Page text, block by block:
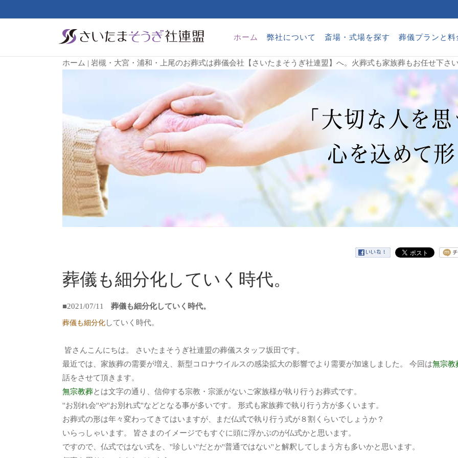
ホーム 弊社について 斎場・式場を探す 葬儀プランと料
ホーム | 岩槻・大宮・浦和・上尾のお葬式は葬儀会社【さいたまそうぎ社連盟】へ。火葬式も家族葬もお任せ下さ
葬儀も細分化していく時代。
■2021/07/11 葬儀も細分化していく時代。
葬儀も細分化 していく時代。
皆さんこんにちは。 さいたまそうぎ社連盟の葬儀スタッフ坂田です。
最近では、家族葬の需要が増え、新型コロナウイルスの感染拡大の影響でより需要が加速しました。 今回は無宗教
話をさせて頂きます。
無宗教葬とは文字の通り、信仰する宗教・宗派がないご家族様が執り行うお葬式です。
''お別れ会''や''お別れ式''などとなる事が多いです。 形式も家族葬で執り行う方が多くいます。
お葬式の形は年々変わってきてはいますが、まだ仏式で執り行う式が８割くらいでしょうか？
いらっしゃいます。 皆さまのイメージでもすぐに頭に浮かぶのが仏式かと思います。
ですので、仏式ではない式を、''珍しい''だとか''普通ではない''と解釈してしまう方も多いかと思います。